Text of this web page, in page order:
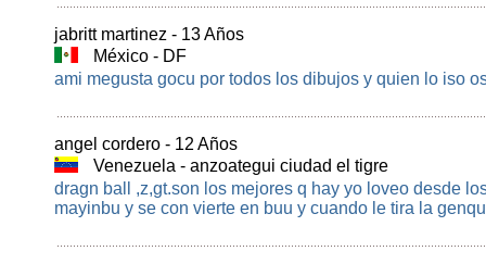
jabritt martinez - 13 Años
México - DF
ami megusta gocu por todos los dibujos y quien lo iso
angel cordero - 12 Años
Venezuela - anzoategui ciudad el tigre
dragn ball ,z,gt.son los mejores q hay yo loveo desde
mayinbu y se con vierte en buu y cuando le tira la